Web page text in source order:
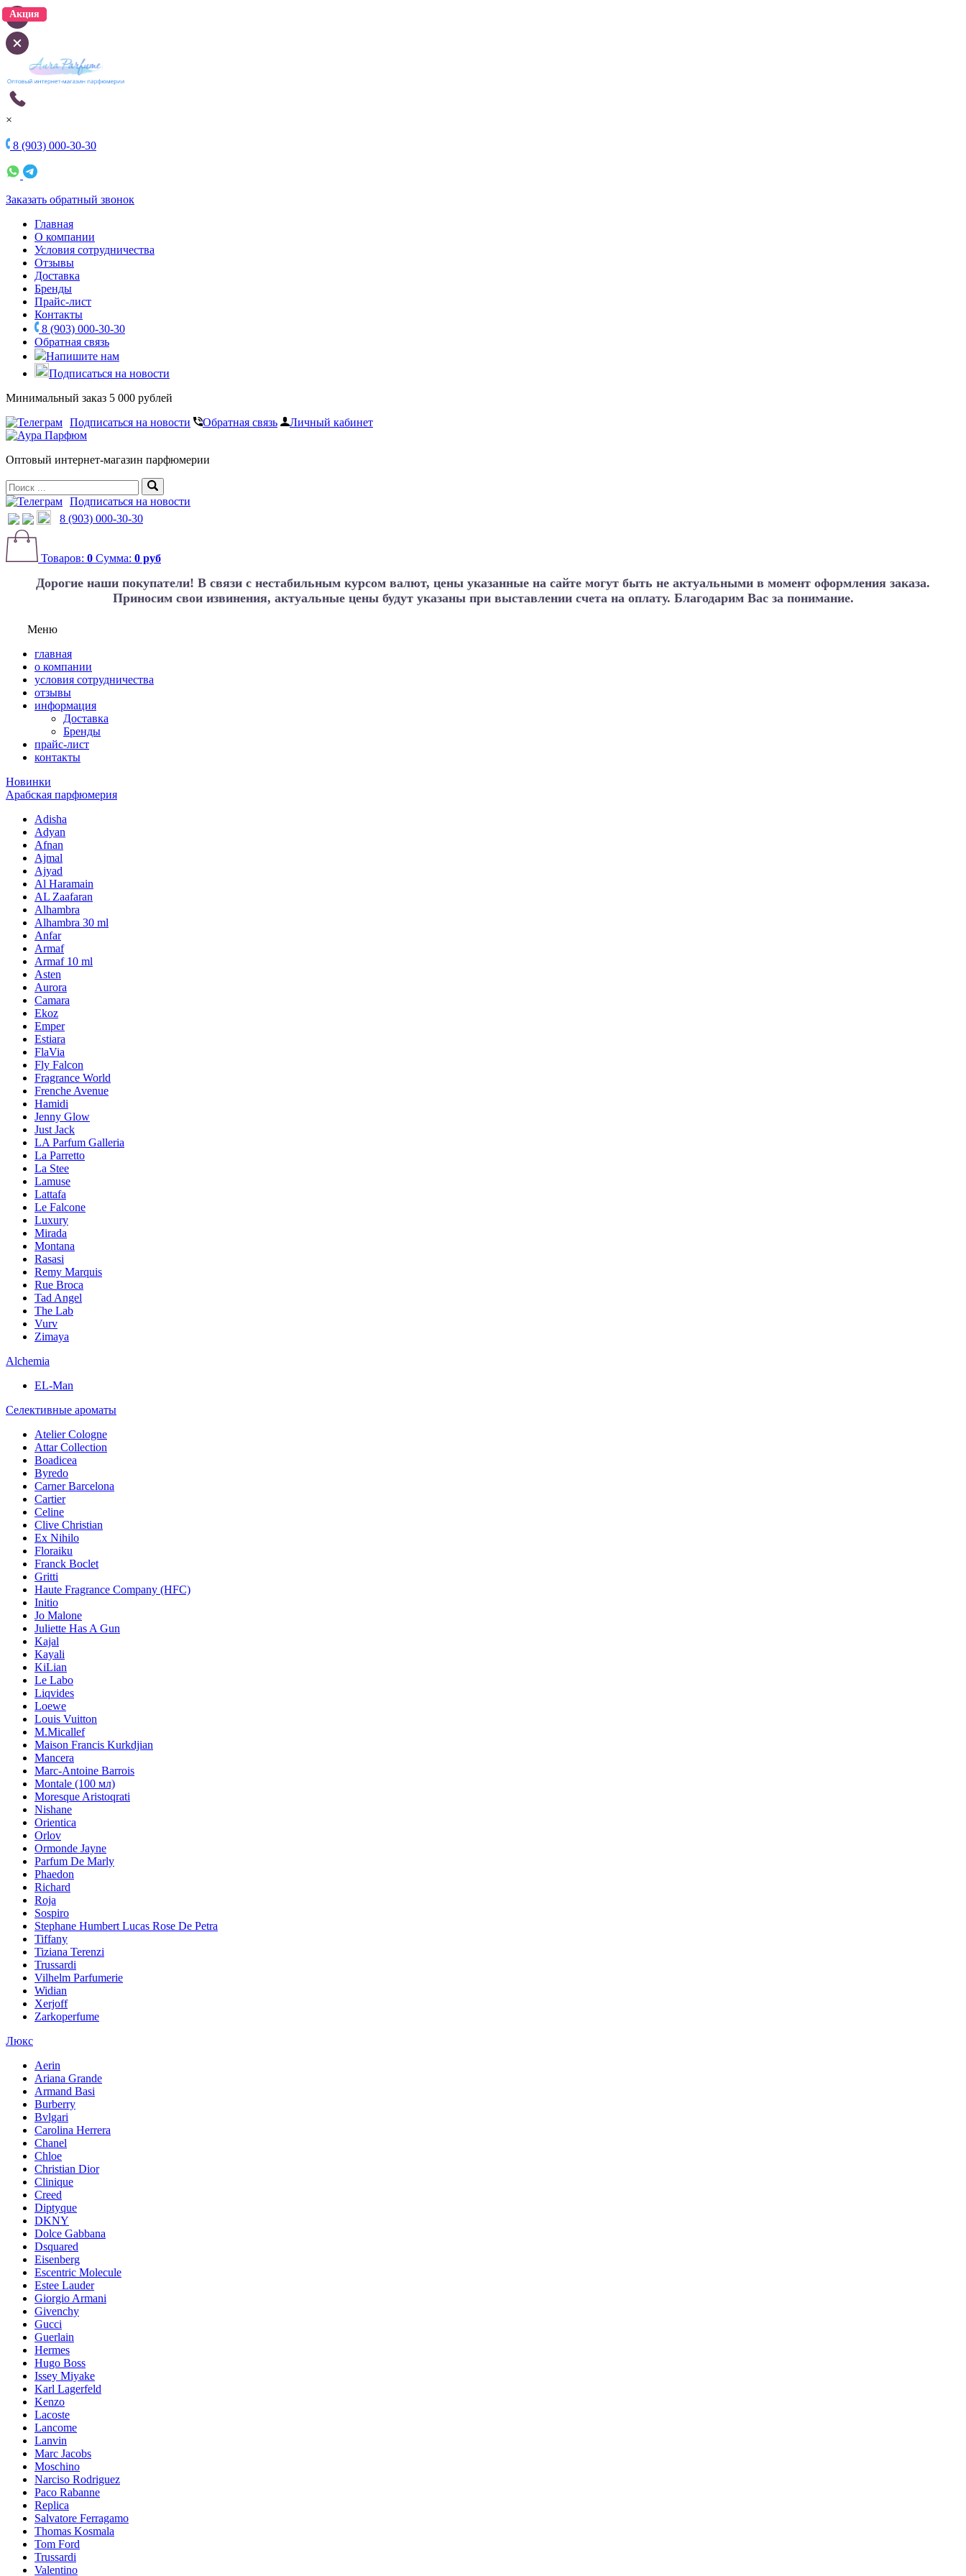
×
8 (903) 000-30-30
Заказать обратный звонок
Главная
О компании
Условия сотрудничества
Отзывы
Доставка
Бренды
Прайс-лист
Контакты
8 (903) 000-30-30
Обратная связь
Напишите нам
Подписаться на новости
Минимальный заказ 5 000 рублей
Подписаться на новости
Обратная связь Личный кабинет
Оптовый интернет-магазин парфюмерии
Подписаться на новости
8 (903) 000-30-30
Товаров: 0 Сумма: 0 руб
Дорогие наши покупатели! В связи с нестабильным курсом валют, цены указанные на сайте могут быть не актуальными в момент оформления заказа.
Приносим свои извинения, актуальные цены будут указаны при выставлении счета на оплату. Благодарим Вас за понимание.
Меню
главная
о компании
условия сотрудничества
отзывы
информация
Доставка
Бренды
прайс-лист
контакты
Новинки
Арабская парфюмерия
Adisha
Adyan
Afnan
Ajmal
Ajyad
Al Haramain
AL Zaafaran
Alhambra
Alhambra 30 ml
Anfar
Armaf
Armaf 10 ml
Asten
Aurora
Camara
Ekoz
Emper
Estiara
FlaVia
Fly Falcon
Fragrance World
Frenche Avenue
Hamidi
Jenny Glow
Just Jack
LA Parfum Galleria
La Parretto
La Stee
Lamuse
Lattafa
Le Falcone
Luxury
Mirada
Montana
Rasasi
Remy Marquis
Rue Broca
Tad Angel
The Lab
Vurv
Zimaya
Alchemia
EL-Man
Селективные ароматы
Atelier Cologne
Attar Collection
Boadicea
Byredo
Carner Barcelona
Cartier
Celine
Clive Christian
Ex Nihilo
Floraiku
Franck Boclet
Gritti
Haute Fragrance Company (HFC)
Initio
Jo Malone
Juliette Has A Gun
Kajal
Kayali
KiLian
Le Labo
Liqvides
Loewe
Louis Vuitton
M.Micallef
Maison Francis Kurkdjian
Mancera
Marc-Antoine Barrois
Montale (100 мл)
Moresque Aristoqrati
Nishane
Orientica
Orlov
Ormonde Jayne
Parfum De Marly
Phaedon
Richard
Roja
Sospiro
Stephane Humbert Lucas Rose De Petra
Tiffany
Tiziana Terenzi
Trussardi
Vilhelm Parfumerie
Widian
Xerjoff
Zarkoperfume
Люкс
Aerin
Ariana Grande
Armand Basi
Burberry
Bvlgari
Carolina Herrera
Chanel
Chloe
Christian Dior
Clinique
Creed
Diptyque
DKNY
Dolce Gabbana
Dsquared
Eisenberg
Escentric Molecule
Estee Lauder
Giorgio Armani
Givenchy
Gucci
Guerlain
Hermes
Hugo Boss
Issey Miyake
Karl Lagerfeld
Kenzo
Lacoste
Lancome
Lanvin
Marc Jacobs
Moschino
Narciso Rodriguez
Paco Rabanne
Replica
Salvatore Ferragamo
Thomas Kosmala
Tom Ford
Trussardi
Valentino
Акция
Акция